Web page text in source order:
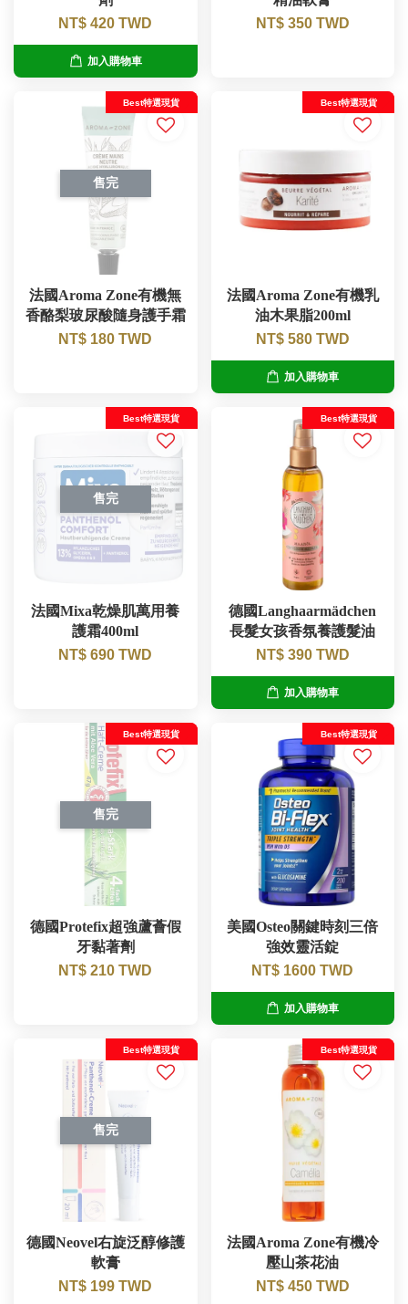
NT$ 420 TWD
加入購物車
NT$ 350 TWD
售完
Best特選現貨
法國Aroma Zone有機無
香酪梨玻尿酸隨身護手霜
NT$ 180 TWD
Best特選現貨
法國Aroma Zone有機乳
油木果脂200ml
NT$ 580 TWD
加入購物車
售完
Best特選現貨
法國Mixa乾燥肌萬用養
護霜400ml
NT$ 690 TWD
Best特選現貨
德國Langhaarmädchen
長髮女孩香氛養護髮油
NT$ 390 TWD
加入購物車
售完
Best特選現貨
德國Protefix超強蘆薈假
牙黏著劑
NT$ 210 TWD
Best特選現貨
美國Osteo關鍵時刻三倍
強效靈活錠
NT$ 1600 TWD
加入購物車
售完
Best特選現貨
德國Neovel右旋泛醇修護
軟膏
NT$ 199 TWD
Best特選現貨
法國Aroma Zone有機冷
壓山茶花油
NT$ 450 TWD